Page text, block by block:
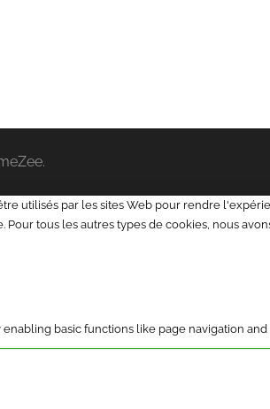
utilisés par les sites Web pour rendre
tous les autres types de cookies, nous
basic functions like page navigation